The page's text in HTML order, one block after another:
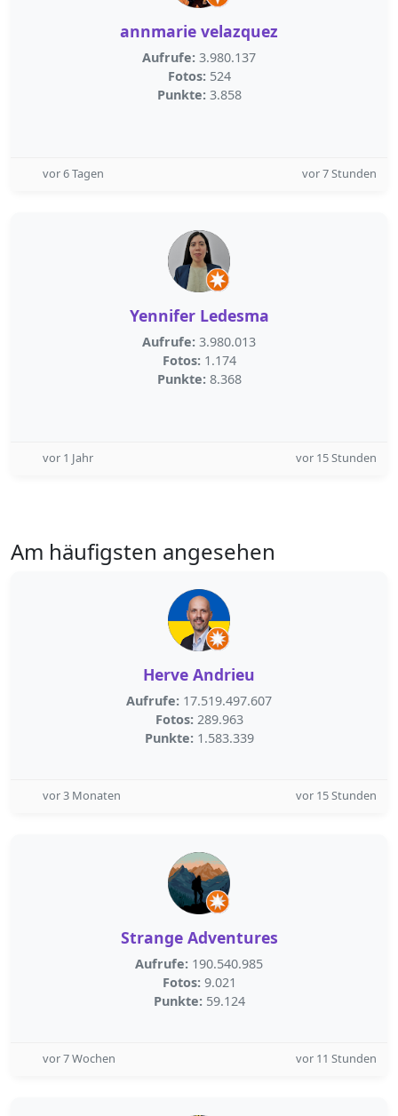
annmarie velazquez
Aufrufe: 3.980.137
Fotos: 524
Punkte: 3.858
vor 6 Tagen vor 7 Stunden
Yennifer Ledesma
Aufrufe: 3.980.013
Fotos: 1.174
Punkte: 8.368
vor 1 Jahr vor 15 Stunden
Am häufigsten angesehen
Herve Andrieu
Aufrufe: 17.519.497.607
Fotos: 289.963
Punkte: 1.583.339
vor 3 Monaten vor 15 Stunden
Strange Adventures
Aufrufe: 190.540.985
Fotos: 9.021
Punkte: 59.124
vor 7 Wochen vor 11 Stunden